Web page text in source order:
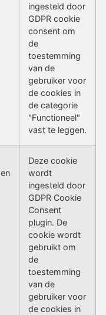
ingesteld door
GDPR cookie
consent om
de
toestemming
van de
gebruiker voor
de cookies in
de categorie
"Functioneel"
vast te leggen.
Deze cookie
wordt
ingesteld door
GDPR Cookie
Consent
plugin. De
cookie wordt
gebruikt om
de
toestemming
van de
gebruiker voor
de cookies in